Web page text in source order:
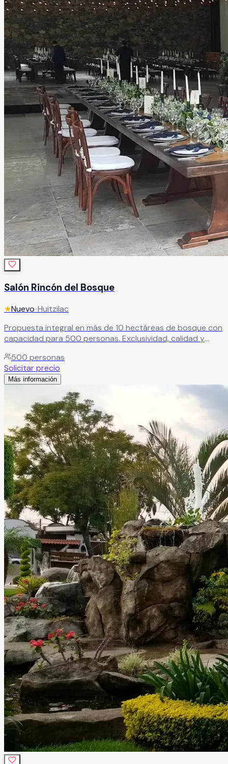
Salón Rincón del Bosque
★Nuevo•Huitzilac
Propuesta integral en más de 10 hectáreas de bosque con
capacidad para 500 personas. Exclusividad, calidad y
características.Leer más
500 personas
Solicitar precio
Más información